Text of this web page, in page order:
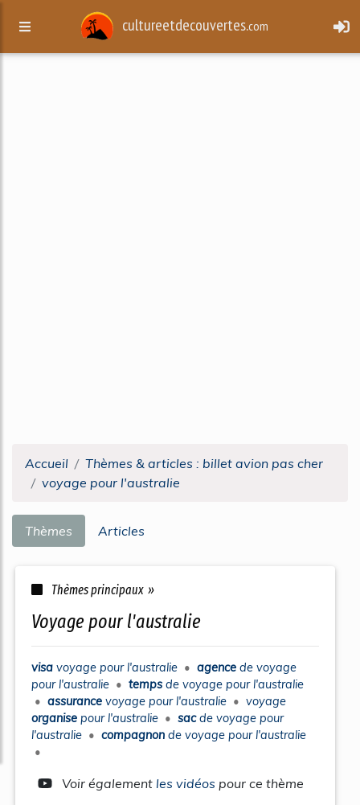
cultureetdecouvertes.com
Accueil
Thèmes & articles : billet avion pas cher
voyage pour l'australie
Thèmes Articles
Thèmes principaux »
voyage pour l'australie
visa voyage pourl'australie • agence de voyage
pourl'australie • temps de voyage pourl'australie
• assurance voyage pourl'australie • voyage
organise pourl'australie • sacde voyage pour
l'australie • compagnon de voyage pourl'australie
•
Voir également les vidéos pour ce thème